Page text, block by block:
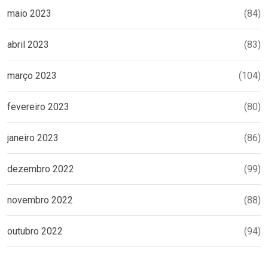
maio 2023 (84)
abril 2023 (83)
março 2023 (104)
fevereiro 2023 (80)
janeiro 2023 (86)
dezembro 2022 (99)
novembro 2022 (88)
outubro 2022 (94)